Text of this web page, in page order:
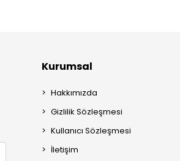
Kurumsal
Hakkımızda
Gizlilik Sözleşmesi
Kullanıcı Sözleşmesi
İletişim